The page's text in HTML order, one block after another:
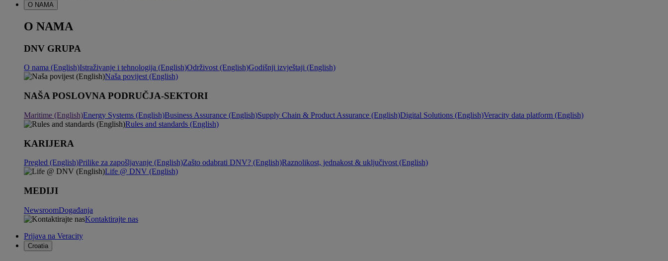
O NAMA
O NAMA
DNV GRUPA
O nama (English)Istraživanje i tehnologija (English)Održivost (English)Godišnji izvještaji (English)
Naša povijest (English)
NAŠA POSLOVNA PODRUČJA-SEKTORI
Maritime (English)Energy Systems (English)Business Assurance (English)Supply Chain & Product Assurance (English)Digital Solutions (English)Veracity data platform (English)
Rules and standards (English)
KARIJERA
Pregled (English)Prilike za zapošljavanje (English)Zašto odabrati DNV? (English)Raznolikost, jednakost & uključivost (English)
Life @ DNV (English)
MEDIJI
NewsroomDogađanja
Kontaktirajte nas
Prijava na Veracity
Croatia